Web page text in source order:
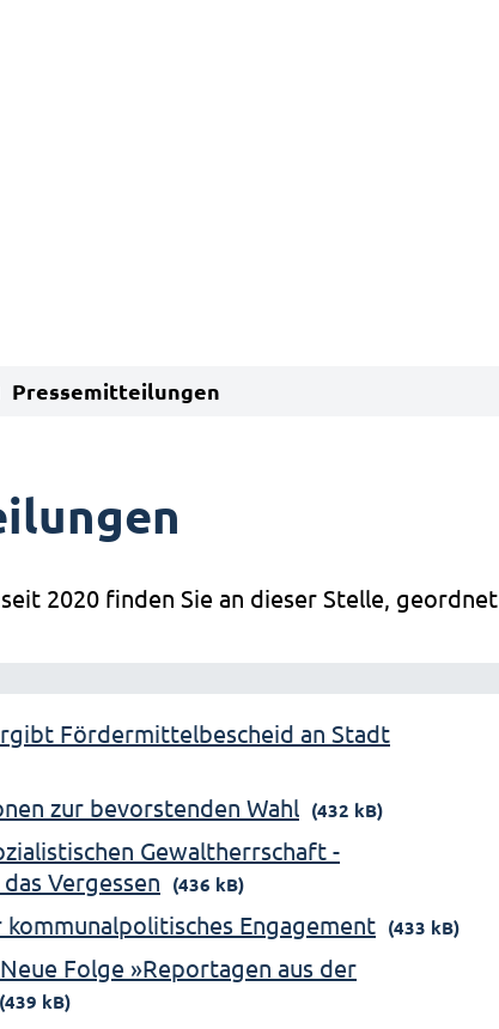
Pressemitteilungen
2020 finden Sie an dieser Stelle, geordnet
Fördermittelbescheid an Stadt
zur bevorstenden Wahl (432 kB)
Gewaltherrschaft -
Vergessen (436 kB)
Engagement (433 kB)
Folge »Reportagen aus der
(439 kB)